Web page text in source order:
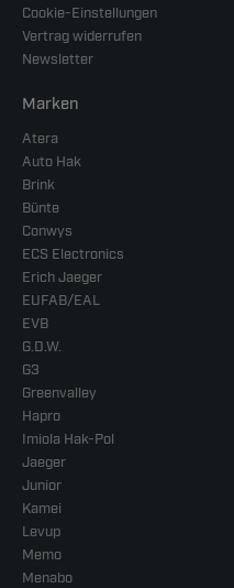
Cookie-Einstellungen
Vertrag widerrufen
Newsletter
Marken
Atera
Auto Hak
Brink
Bünte
Conwys
ECS Electronics
Erich Jaeger
EUFAB/EAL
EVB
G.D.W.
G3
Greenvalley
Hapro
Imiola Hak-Pol
Jaeger
Junior
Kamei
Levup
Memo
Menabo